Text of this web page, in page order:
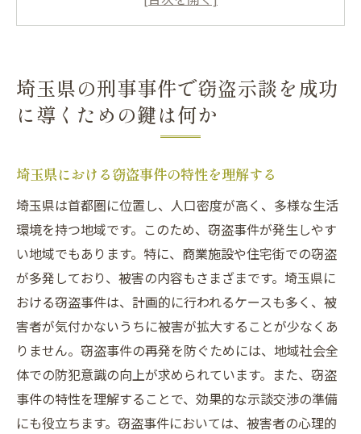
示談交渉の成功事例から学ぶ
窃盗事件の示談交渉で法律専門家が果たす役割
法律専門家が示談交渉で提供するサポート
弁護士選びのポイントと注意点
専門家による被害者との交渉術
法律知識を駆使した戦略的アプローチ
法律専門家との連携で示談を有利に進める
専門家の経験から得られる示談成功のヒン
ト
示談交渉を通じて埼玉県の窃盗事件を早期解決
するには
早期解決を目指すための示談交渉の流れ
埼玉県の刑事事件で窃盗示談を成功
に導くための鍵は何か
埼玉県における窃盗事件の特性を理解する
埼玉県は首都圏に位置し、人口密度が高く、多様な生活
環境を持つ地域です。このため、窃盗事件が発生しやす
い地域でもあります。特に、商業施設や住宅街での窃盗
が多発しており、被害の内容もさまざまです。埼玉県に
おける窃盗事件は、計画的に行われるケースも多く、被
害者が気付かないうちに被害が拡大することが少なくあ
りません。窃盗事件の再発を防ぐためには、地域社会全
体での防犯意識の向上が求められています。また、窃盗
事件の特性を理解することで、効果的な示談交渉の準備
にも役立ちます。窃盗事件においては、被害者の心理的